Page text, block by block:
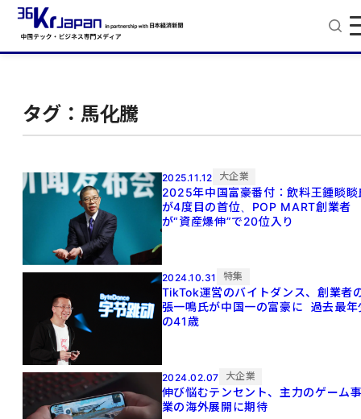
タグ：馬化騰
2025.11.12 大企業
2025年中国富豪番付：飲料王鍾睒睒
が4度目の首位、POP MART創業者
が“資産爆伸”で20位入り
2024.10.31 特集
TikTok運営のバイトダンス、創業者
張一鳴氏が中国一の富豪に 過去最年
の41歳
2024.02.07 大企業
伸び悩むテンセント、主力のゲーム
業の海外展開に期待